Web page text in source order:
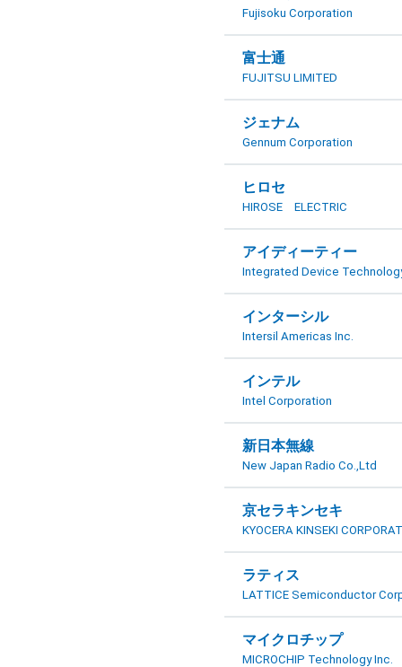
Fujisoku Corporation
富士通
FUJITSU LIMITED
ジェナム
Gennum Corporation
ヒロセ
HIROSE ELECTRIC
アイディーティー
Integrated Device
インターシル
Intersil Americas Inc.
インテル
Intel Corporation
新日本無線
New Japan Radio Co.,Ltd
京セラキンセキ
KYOCERA KINSEKI
ラティス
LATTICE Semiconductor
マイクロチップ
MICROCHIP Technology Inc.